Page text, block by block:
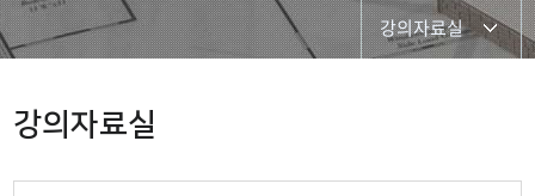
강의자료실
강의자료실